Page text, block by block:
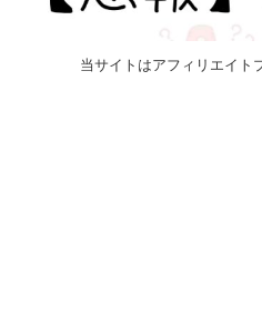
当サイトはアフィリエイト